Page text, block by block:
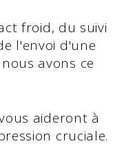
froid, du suivi
l'envoi d'une
avons ce
aideront à
cruciale.